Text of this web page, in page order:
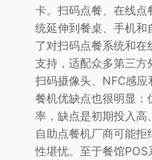
卡。扫码点餐、在线点
统延伸到餐桌、手机和
了对扫码点餐系统和
支持，适配众多第三方
扫码摄像头、NFC感
餐机优缺点也很明显：
率，缺点是初期投入高
自助点餐机厂商可能
性堪忧。至于餐馆